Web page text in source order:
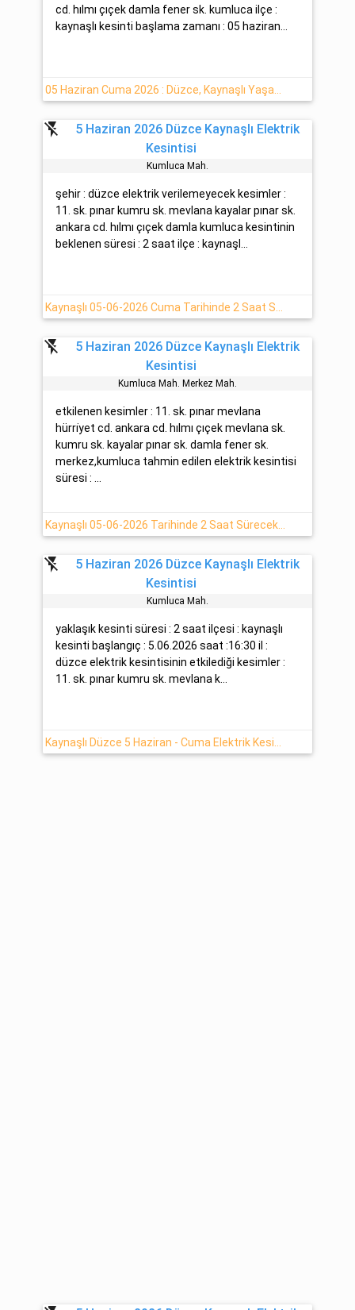
cd. hılmı çıçek damla fener sk. kumluca ilçe :
kaynaşlı kesinti başlama zamanı : 05 haziran...
flash_off
5 Haziran 2026 Düzce Kaynaşlı Elektrik
Kesintisi
Kumluca Mah.
şehir : düzce elektrik verilemeyecek kesimler :
11. sk. pınar kumru sk. mevlana kayalar pınar sk.
ankara cd. hılmı çıçek damla kumluca kesintinin
beklenen süresi : 2 saat ilçe : kaynaşl...
flash_off
5 Haziran 2026 Düzce Kaynaşlı Elektrik
Kesintisi
Kumluca Mah. Merkez Mah.
etkilenen kesimler : 11. sk. pınar mevlana
hürri̇yet cd. ankara cd. hılmı çıçek mevlana sk.
kumru sk. kayalar pınar sk. damla fener sk.
merkez,kumluca tahmin edilen elektrik kesintisi
süresi : ...
Kaynaşlı 05-06-2026 Tarihinde 2 Saat Sürecek Elektrik Kesintisi Planlanmaktadır
flash_off
5 Haziran 2026 Düzce Kaynaşlı Elektrik
Kesintisi
Kumluca Mah.
yaklaşık kesinti süresi : 2 saat ilçesi : kaynaşlı
kesinti başlangıç : 5.06.2026 saat :16:30 il :
düzce elektrik kesintisinin etkilediği kesimler :
11. sk. pınar kumru sk. mevlana k...